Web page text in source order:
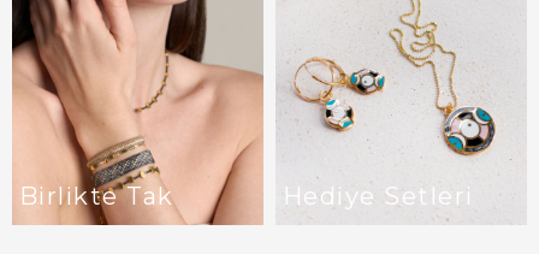
Birlikte Tak Hediye Setleri